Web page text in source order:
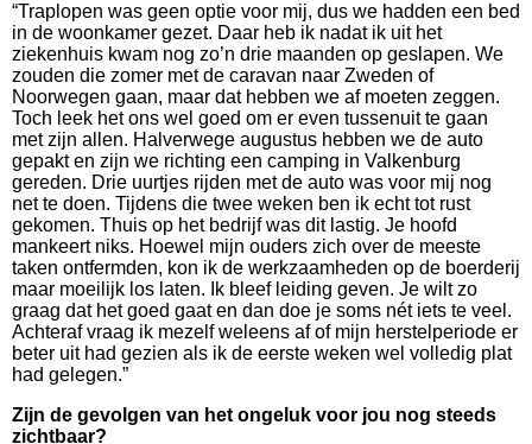
“Traplopen was geen optie voor mij, dus we hadden een bed
in de woonkamer gezet. Daar heb ik nadat ik uit het
ziekenhuis kwam nog zo’n drie maanden op geslapen. We
zouden die zomer met de caravan naar Zweden of
Noorwegen gaan, maar dat hebben we af moeten zeggen.
Toch leek het ons wel goed om er even tussenuit te gaan
met zijn allen. Halverwege augustus hebben we de auto
gepakt en zijn we richting een camping in Valkenburg
gereden. Drie uurtjes rijden met de auto was voor mij nog
net te doen. Tijdens die twee weken ben ik echt tot rust
gekomen. Thuis op het bedrijf was dit lastig. Je hoofd
mankeert niks. Hoewel mijn ouders zich over de meeste
taken ontfermden, kon ik de werkzaamheden op de boerderij
maar moeilijk los laten. Ik bleef leiding geven. Je wilt zo
graag dat het goed gaat en dan doe je soms nét iets te veel.
Achteraf vraag ik mezelf weleens af of mijn herstelperiode er
beter uit had gezien als ik de eerste weken wel volledig plat
had gelegen.”
Zijn de gevolgen van het ongeluk voor jou nog steeds
zichtbaar?